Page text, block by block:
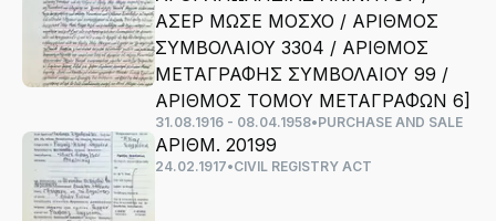
ΑΣΕΡ ΜΩΣΕ ΜΟΣΧΟ / ΑΡΙΘΜΟΣ
ΣΥΜΒΟΛΑΙΟΥ 3304 / ΑΡΙΘΜΟΣ
ΜΕΤΑΓΡΑΦΗΣ ΣΥΜΒΟΛΑΙΟΥ 99 /
ΑΡΙΘΜΟΣ ΤΟΜΟΥ ΜΕΤΑΓΡΑΦΩΝ 6]
31.08.1916 - 08.04.1958•PURCHASE AND SALE
ΑΡΙΘΜ. 20199
24.02.1917•CIVIL REGISTRY ACT